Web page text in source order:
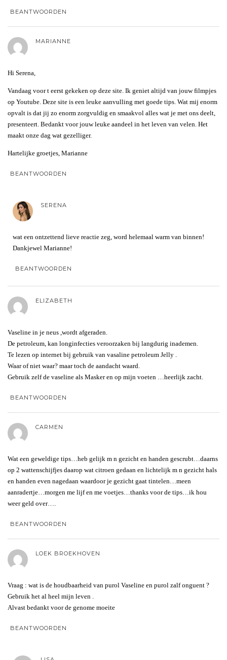
BEANTWOORDEN
MARIANNE
Hi Serena,
Vandaag voor t eerst gekeken op deze site. Ik geniet altijd van jouw filmpjes
op Youtube. Deze site is een leuke aanvulling met goede tips. Wat mij enorm
opvalt is dat jij zo enorm zorgvuldig en smaakvol alles wat je met ons deelt,
presenteert. Bedankt voor jouw leuke aandeel in het leven van velen. Het
maakt onze dag wat gezelliger.
Hartelijke groetjes, Marianne
BEANTWOORDEN
SERENA
wat een ontzettend lieve reactie zeg, word helemaal warm van binnen!
Dankjewel Marianne!
BEANTWOORDEN
ELIZABETH
Vaseline in je neus ,wordt afgeraden.
De petroleum, kan longinfecties veroorzaken bij langdurig inademen.
Te lezen op internet bij gebruik van vasaline petroleum Jelly .
Waar of niet waar? maar toch de aandacht waard.
Gebruik zelf de vaseline als Masker en op mijn voeten …heerlijk zacht.
BEANTWOORDEN
CARMEN
Wat een geweldige tips…heb gelijk m n gezicht en handen gescrubt…daarns
op 2 wattenschijfjes daarop wat citroen gedaan en lichtelijk m n gezicht hals
en handen even nagedaan waardoor je gezicht gaat tintelen…meen
aanradertje…morgen me lijf en me voetjes…thanks voor de tips…ik hou
weer geld over….
BEANTWOORDEN
LOEK BROEKHOVEN
Vraag : wat is de houdbaarheid van purol Vaseline en purol zalf onguent ?
Gebruik het al heel mijn leven .
Alvast bedankt voor de genome moeite
BEANTWOORDEN